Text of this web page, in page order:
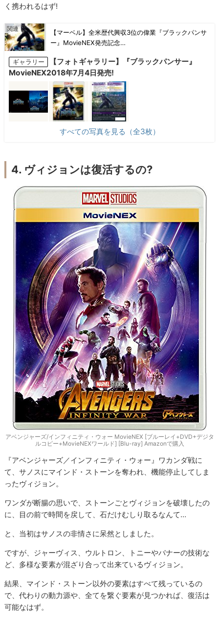
く携われるはず!
【マーベル】全米歴代興収3位の偉業『ブラックパンサ
ー』MovieNEX発売記念…
ギャラリー
【フォトギャラリー】『ブラックパンサー』
MovieNEX2018年7月4日発売!
すべての写真を見る（全3枚）
4. ヴィジョンは復活するの?
アベンジャーズ/インフィニティ・ウォー MovieNEX [ブルーレイ+DVD+デジタ
ルコピー+MovieNEXワールド] [Blu-ray] Amazonで購入
『アベンジャーズ／インフィニティ・ウォー』ワカンダ戦に
て、サノスにマインド・ストーンを奪われ、機能停止してしま
ったヴィジョン。
ワンダが断腸の思いで、ストーンごとヴィジョンを破壊したの
に、目の前で時間を戻して、石だけむしり取るなんて…
と、当初はサノスの非情さに呆然としました。
ですが、ジャーヴィス、ウルトロン、トニーやバナーの技術な
ど、多様な要素が混ざり合って出来ているヴィジョン。
結果、マインド・ストーン以外の要素はすべて残っているの
で、代わりの動力源や、全てを繋ぐ要素が見つかれば、復活は
可能なはず。